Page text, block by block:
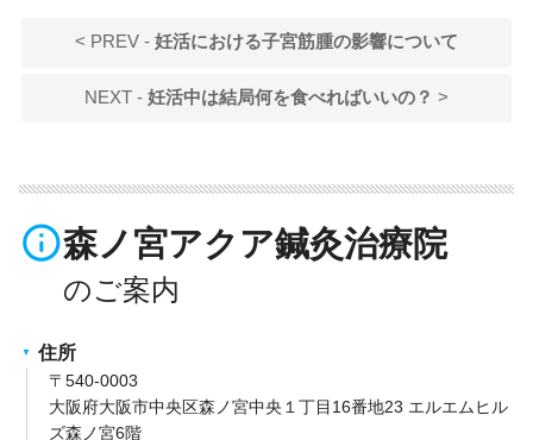
< PREV - 妊活における子宮筋腫の影響について
NEXT - 妊活中は結局何を食べればいいの？ >
info_outline森ノ宮アクア鍼灸治療院
住所
〒540-0003
大阪府大阪市中央区森ノ宮中央１丁目16番地23 エルエムヒル
ズ森ノ宮6階